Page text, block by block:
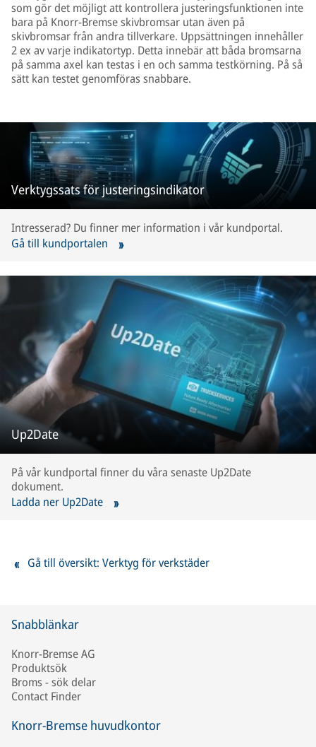
som gör det möjligt att kontrollera justeringsfunktionen inte
bara på Knorr-Bremse skivbromsar utan även på
skivbromsar från andra tillverkare. Uppsättningen innehåller
2 ex av varje indikatortyp. Detta innebär att båda bromsarna
på samma axel kan testas i en och samma testkörning. På så
sätt kan testet genomföras snabbare.
Verktygssats för justeringsindikator
Intresserad? Du finner mer information i vår kundportal.
Gå till kundportalen
Up2Date
På vår kundportal finner du våra senaste Up2Date
dokument.
Ladda ner Up2Date
Gå till översikt: Verktyg för verkstäder
Snabblänkar
Knorr-Bremse AG
Produktsök
Broms - sök delar
Contact Finder
Knorr-Bremse huvudkontor